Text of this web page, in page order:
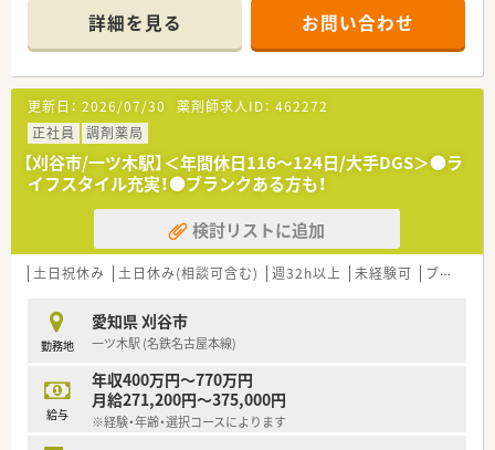
■研修制度は様々なプランがあり、集合研修だけでなく任意で受
講可能な研修も幅広く用意されています
■店舗で活躍する従業員、社外で活躍する従業員、将来経営幹部
となる従業員など、薬剤師として様々な活躍ができるフィールド
を用意されています
■総合薬剤師・調剤薬剤師（土日休み・19時までの勤務）どちらか
の働き方を選択できます
■調剤併設型だけでなく「医療モール・クリニック併設店舗」「敷
地内薬局」「訪問調剤特化型店舗」など様々な店舗を運営してい
ます
■在宅医療にも積極的取り組んでおり「訪問調剤特化型店舗」を
50店舗以上、無菌調剤室は業界最多の51店舗設置しています
■「プラチナくるみん認定企業」「健康経営優良法人2023（大規模
法人部門）認定」等を取得し一人ひとりが働きやすい環境が整備
■充実した研修制度、人事制度、評価制度、キャリア支援制度等
があるのも特徴です
詳細を見る お問い合わせ
更新日： 2026/07/30 薬剤師求人ID： 462272
正社員
調剤薬局
【刈谷市/一ツ木駅】＜年間休日116～124日/大手DGS＞●ラ
イフスタイル充実！●ブランクある方も！
検討リストに追加
土日祝休み 土日休み(相談可含む) 週32h以上 未経験可 ブランク可
勤務地
愛知県 刈谷市
一ツ木駅 (名鉄名古屋本線)
給与
年収400万円～770万円
月給271,200円～375,000円
※経験・年齢・選択コースによります